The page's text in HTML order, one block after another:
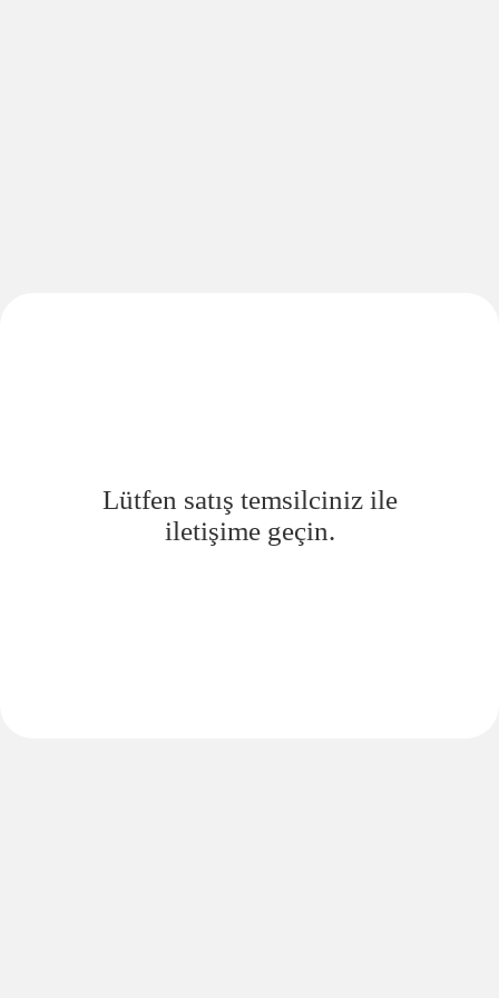
Lütfen satış temsilciniz ile
iletişime geçin.